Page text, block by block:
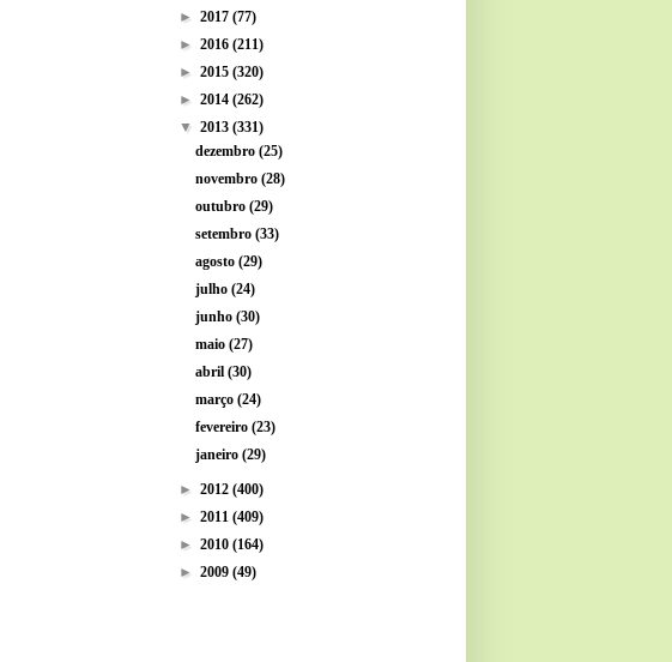
► 2017 (77)
► 2016 (211)
► 2015 (320)
► 2014 (262)
▼ 2013 (331)
dezembro(25)
novembro(28)
outubro(29)
setembro(33)
agosto(29)
julho(24)
junho(30)
maio(27)
abril(30)
março(24)
fevereiro(23)
janeiro(29)
► 2012 (400)
► 2011 (409)
► 2010 (164)
► 2009 (49)